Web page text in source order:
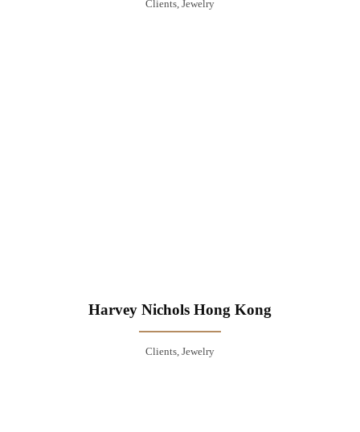
Clients, Jewelry
Harvey Nichols Hong Kong
Clients, Jewelry